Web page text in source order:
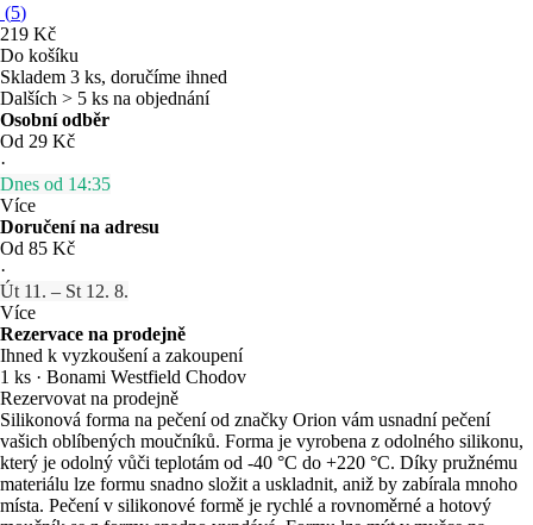
(5)
219 Kč
Do košíku
Skladem 3 ks, doručíme ihned
Dalších > 5 ks na objednání
Osobní odběr
Od 29 Kč
·
Dnes od 14:35
Více
Doručení na adresu
Od 85 Kč
·
Út 11. – St 12. 8.
Více
Rezervace na prodejně
Ihned k vyzkoušení a zakoupení
1 ks · Bonami Westfield Chodov
Rezervovat na prodejně
Silikonová forma na pečení od značky Orion vám usnadní pečení
vašich oblíbených moučníků. Forma je vyrobena z odolného silikonu,
který je odolný vůči teplotám od -40 °C do +220 °C. Díky pružnému
materiálu lze formu snadno složit a uskladnit, aniž by zabírala mnoho
místa. Pečení v silikonové formě je rychlé a rovnoměrné a hotový